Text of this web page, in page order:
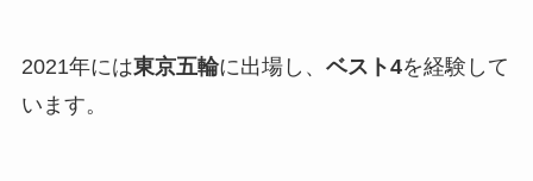
2021年には東京五輪に出場し、 ベスト4を経験して
います。